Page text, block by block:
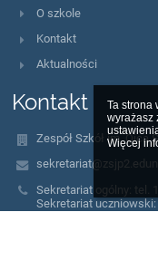
Ta strona
wyrażasz
Więcej
O szkole
Kontakt
Aktualności
Kontakt
Zespół Szkół im. Ojca
Sekretariat ogólny: tel.
Sekretariat uczniowski: